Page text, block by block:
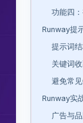
功能四
Runway提
提示词
关键词
避免常
Runway实
广告与